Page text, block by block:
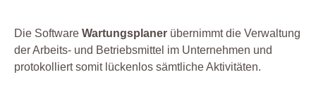
Die Software Wartungsplaner übernimmt die Verwaltung
der Arbeits- und Betriebsmittel im Unternehmen und
protokolliert somit lückenlos sämtliche Aktivitäten.